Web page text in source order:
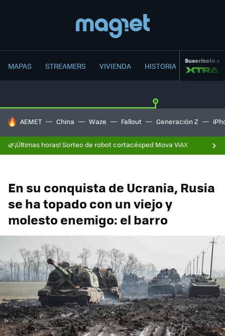
MAPAS STREAMERS VIVIENDA HISTORIA Suscríbete a
HOY SE HABLA DE
AEMET China Waze Fallout Generación Z
🌿¡Últimas horas! Sorteo de robot cortacésped Mova ViAX
En su conquista de Ucrania, Rusia
se ha topado con un viejo y
molesto enemigo: el barro